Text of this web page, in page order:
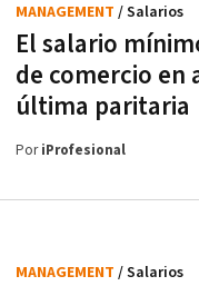
El salario
de comercio en
última paritaria
MANAGEMENT / Salarios
PoriProfesional
MANAGEMENT / Salarios